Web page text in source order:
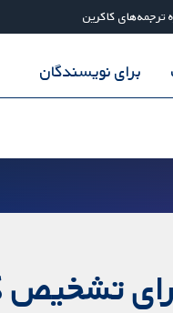
ترجمه‌های کاکرین
برای نویسندگان
تشخیص